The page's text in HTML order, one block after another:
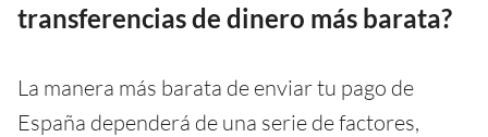
transferencias de dinero más barata?
La manera más barata de enviar tu pago de
España dependerá de una serie de factores,